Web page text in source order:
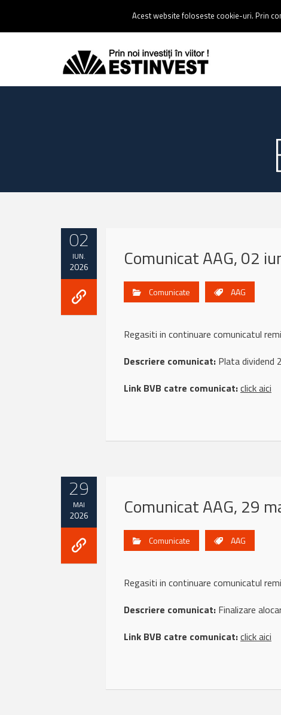
0237 238 900 |Email :contact@estinvest.ro
02
IUN.
2026 Comunicat AAG, 02
Comunicate AAG
Regasiti in continuare comunicatul
Descriere comunicat: Plata dividend
Link BVB catre comunicat:click aici
29
MAI
2026 Comunicat AAG, 29
Comunicate AAG
Regasiti in continuare comunicatul
Descriere comunicat: Finalizare
Link BVB catre comunicat:click aici
Acest website foloseste cookie-uri. Prin